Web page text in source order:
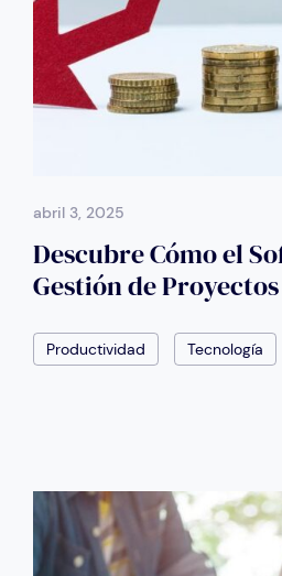
abril 3, 2025
Descubre Cómo el
Gestión de
Productividad Tecnología